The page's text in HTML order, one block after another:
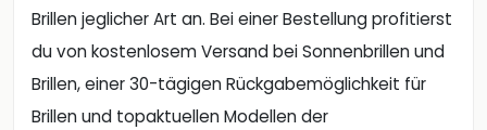
Brillen jeglicher Art an. Bei einer Bestellung profitierst
du von kostenlosem Versand bei Sonnenbrillen und
Brillen, einer 30-tägigen Rückgabemöglichkeit für
Brillen und topaktuellen Modellen der